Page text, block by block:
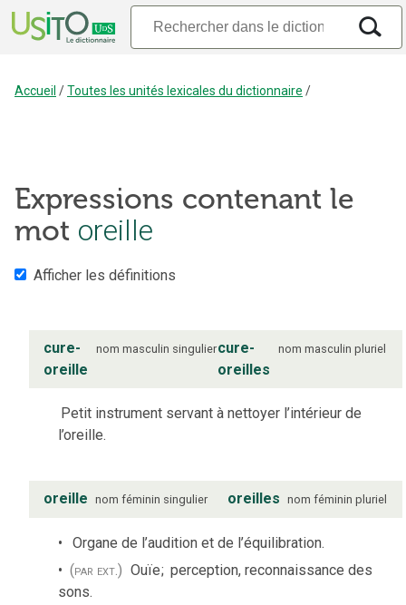
Accueil /Toutes les unités lexicales du dictionnaire /
Expressions contenant le
mot oreille
Afficher les définitions
cure-
oreille
nom masculin singuliercure-
oreilles
nom masculin pluriel
Petit instrument servant à nettoyer l’intérieur de
l’oreille.
oreille nom féminin singulier oreilles nom féminin pluriel
Organe de l’audition et de l’équilibration.
(par ext.) Ouïe; perception, reconnaissance des
sons.